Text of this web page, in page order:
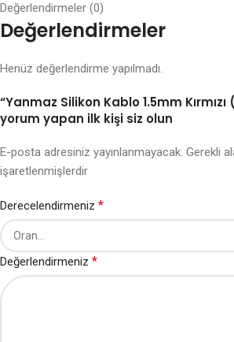
Değerlendirmeler (0)
Değerlendirmeler
Henüz değerlendirme yapılmadı.
“Yanmaz Silikon Kablo 1.5mm Kırmızı
yorum yapan ilk kişi siz olun
E-posta adresiniz yayınlanmayacak. Gerekli
işaretlenmişlerdir
Derecelendirmeniz *
Değerlendirmeniz *